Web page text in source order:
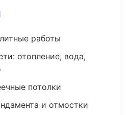
работы
отопление, вода,
потолки
и отмостки